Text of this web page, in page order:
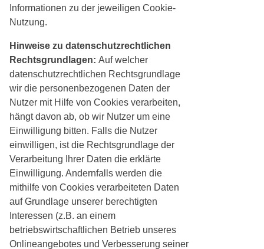
Informationen zu der jeweiligen Cookie-
Nutzung.
Hinweise zu datenschutzrechtlichen
Rechtsgrundlagen: Auf welcher
datenschutzrechtlichen Rechtsgrundlage
wir die personenbezogenen Daten der
Nutzer mit Hilfe von Cookies verarbeiten,
hängt davon ab, ob wir Nutzer um eine
Einwilligung bitten. Falls die Nutzer
einwilligen, ist die Rechtsgrundlage der
Verarbeitung Ihrer Daten die erklärte
Einwilligung. Andernfalls werden die
mithilfe von Cookies verarbeiteten Daten
auf Grundlage unserer berechtigten
Interessen (z.B. an einem
betriebswirtschaftlichen Betrieb unseres
Onlineangebotes und Verbesserung seiner